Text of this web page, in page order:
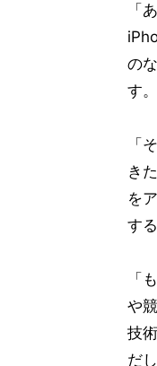
「
の
す
「
き
を
す
「
や
技
だ